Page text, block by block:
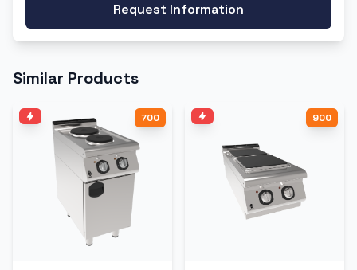
Request Information
Similar Products
700 900